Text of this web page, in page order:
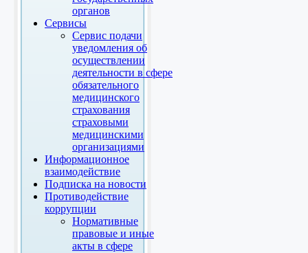
органов
Сервисы
Сервис подачи
уведомления об
осуществлении
деятельности в сфере
обязательного
медицинского
страхования
страховыми
медицинскими
организациями
Информационное
взаимодействие
Подписка на новости
Противодействие
коррупции
Нормативные
правовые и иные
акты в сфере